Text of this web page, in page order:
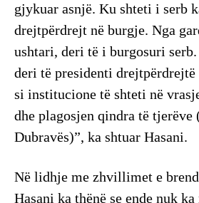
gjykuar asnjë. Ku shteti i serb
drejtpërdrejt në burgje. Nga
ushtari, deri të i burgosuri
deri të presidenti drejtpërdrejtë
si institucione të shteti në
dhe plagosjen qindra të tjerëve
Dubravës)”, ka shtuar Hasani.
Në lidhje me zhvillimet e
Hasani ka thënë se ende nuk